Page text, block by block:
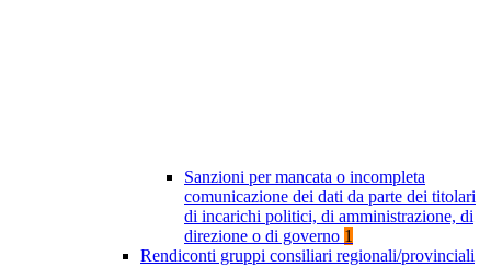
Sanzioni per mancata o incompleta
comunicazione dei dati da parte dei titolari
di incarichi politici, di amministrazione, di
direzione o di governo 1
Rendiconti gruppi consiliari regionali/provinciali